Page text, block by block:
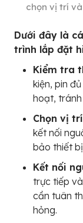
chọn vị trí
Dưới đây là
trình lắp đặt
Kiểm tra
kiện, pin
hoạt,
Chọn vị
kết nối
bảo thiết
Kết nối
trực tiếp
cần tuân
hỏng.